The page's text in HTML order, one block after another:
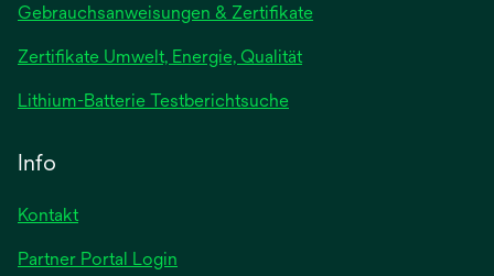
Gebrauchsanweisungen & Zertifikatewird
Zertifikate Umwelt, Energie, Qualität
Lithium-Batterie Testberichtsuchewird
Info
Kontakt
Partner Portal Login